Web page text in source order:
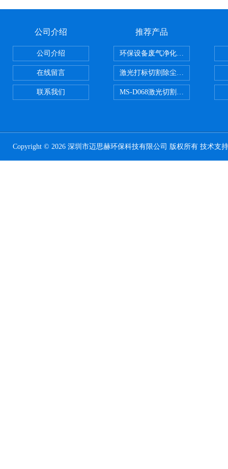
公司介绍
公司介绍
在线留言
联系我们
推荐产品
环保设备废气净化处理设备
激光打标切割除尘设备
MS-D068激光切割亚克力烟雾净化
Copyright © 2026 深圳市迈思赫环保科技有限公司 版权所有 技术支